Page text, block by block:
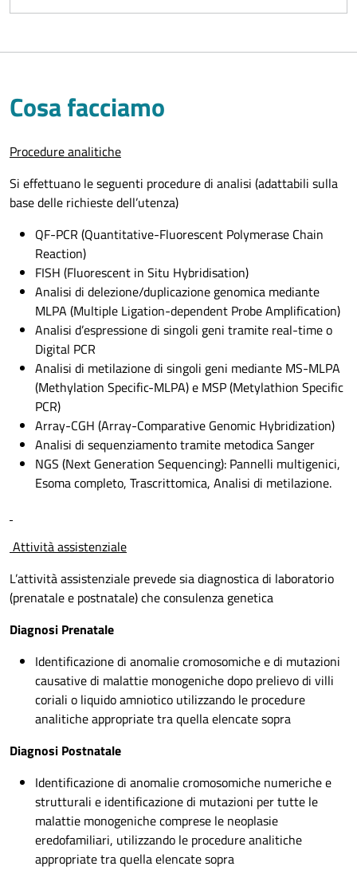
dell’ASUFC nonché altri enti di ricerca nazionali o esteri.
Cosa facciamo
Procedure analitiche
Si effettuano le seguenti procedure di analisi (adattabili sulla
base delle richieste dell’utenza)
QF-PCR (Quantitative-Fluorescent Polymerase Chain
Reaction)
FISH (Fluorescent in Situ Hybridisation)
Analisi di delezione/duplicazione genomica mediante
MLPA (Multiple Ligation-dependent Probe Amplification)
Analisi d’espressione di singoli geni tramite real-time o
Digital PCR
Analisi di metilazione di singoli geni mediante MS-MLPA
(Methylation Specific-MLPA) e MSP (Metylathion Specific
PCR)
Array-CGH (Array-Comparative Genomic Hybridization)
Analisi di sequenziamento tramite metodica Sanger
NGS (Next Generation Sequencing): Pannelli multigenici,
Esoma completo, Trascrittomica, Analisi di metilazione.
Attività assistenziale
L’attività assistenziale prevede sia diagnostica di laboratorio
(prenatale e postnatale) che consulenza genetica
Diagnosi Prenatale
Identificazione di anomalie cromosomiche e di mutazioni
causative di malattie monogeniche dopo prelievo di villi
coriali o liquido amniotico utilizzando le procedure
analitiche appropriate tra quella elencate sopra
Diagnosi Postnatale
Identificazione di anomalie cromosomiche numeriche e
strutturali e identificazione di mutazioni per tutte le
malattie monogeniche comprese le neoplasie
eredofamiliari, utilizzando le procedure analitiche
appropriate tra quella elencate sopra